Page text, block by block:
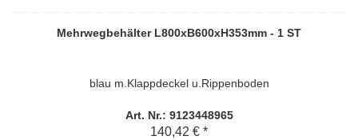
Mehrwegbehälter L800xB600xH353mm - 1 ST
blau m.Klappdeckel u.Rippenboden
Art. Nr.: 9123448965
140,42 € *